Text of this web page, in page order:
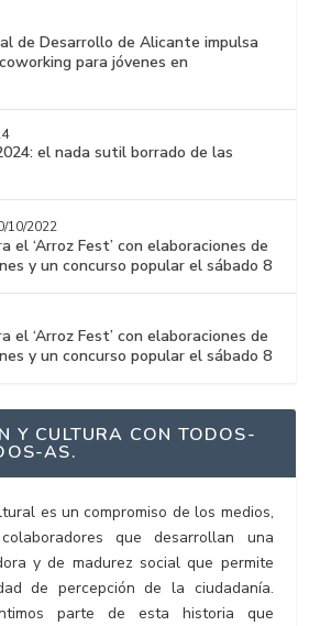
de Desarrollo de Alicante impulsa
para jóvenes en
el nada sutil borrado de las
10/2022
el ‘Arroz Fest’ con elaboraciones de
y un concurso popular el sábado 8
el ‘Arroz Fest’ con elaboraciones de
y un concurso popular el sábado 8
Y CULTURA CON TODOS-
AS.
es un compromiso de los medios,
que desarrollan una
y de madurez social que permite
de percepción de la ciudadanía.
parte de esta historia que